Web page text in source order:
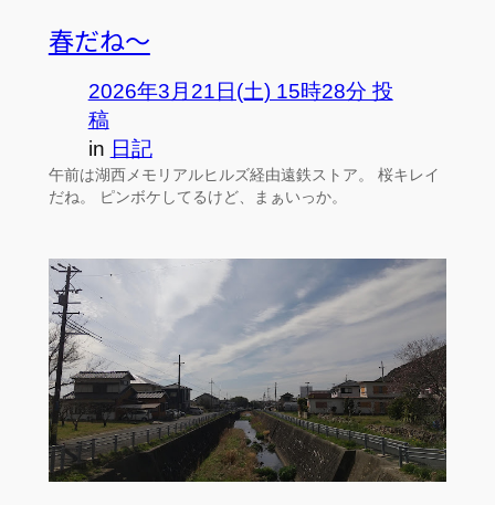
春だね～
2026年3月21日(土) 15時28分 投
稿
in 日記
午前は湖西メモリアルヒルズ経由遠鉄ストア。 桜キレイ
だね。 ピンボケしてるけど、まぁいっか。